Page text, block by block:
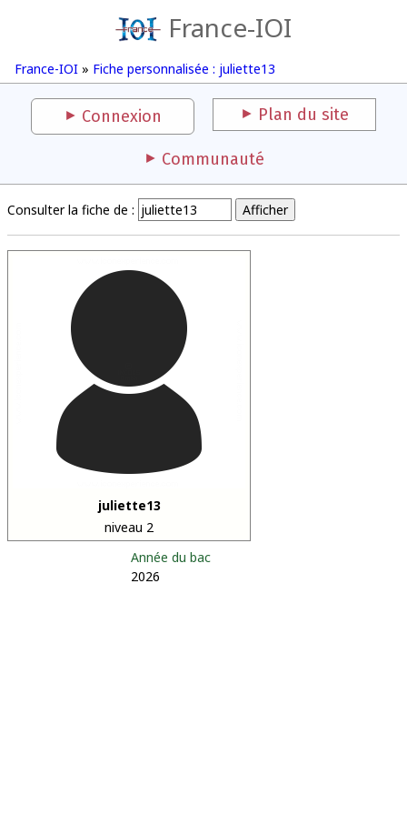
France-IOI
France-IOI » Fiche personnalisée : juliette13
Connexion Plan du site
Communauté
Consulter la fiche de :
juliette13
niveau 2
Année du bac
2026